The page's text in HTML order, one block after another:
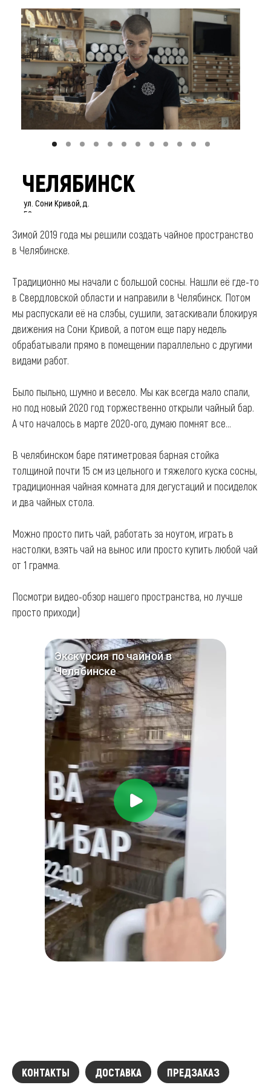
ЧЕЛЯБИНСК
ул. Сони Кривой, д.
52
Зимой 2019 года мы решили создать чайное пространство
в Челябинске.
Традиционно мы начали с большой сосны. Нашли её где-то
в Свердловской области и направили в Челябинск. Потом
мы распускали её на слэбы, сушили, затаскивали блокируя
движения на Сони Кривой, а потом еще пару недель
обрабатывали прямо в помещении параллельно с другими
видами работ.
Было пыльно, шумно и весело. Мы как всегда мало спали,
но под новый 2020 год торжественно открыли чайный бар.
А что началось в марте 2020-ого, думаю помнят все...
В челябинском баре пятиметровая барная стойка
толщиной почти 15 см из цельного и тяжелого куска сосны,
традиционная чайная комната для дегустаций и посиделок
и два чайных стола.
Можно просто пить чай, работать за ноутом, играть в
настолки, взять чай на вынос или просто купить любой чай
от 1 грамма.
Посмотри видео-обзор нашего пространства, но лучше
просто приходи)
КОНТАКТЫ ДОСТАВКА ПРЕДЗАКАЗ